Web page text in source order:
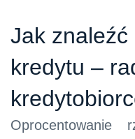
Jak
kredytu –
Oprocentowanie